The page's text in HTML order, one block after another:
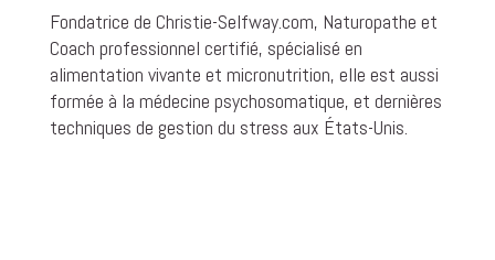
Fondatrice de Christie-Selfway.com, Naturopathe et
Coach professionnel certifié, spécialisé en
alimentation vivante et micronutrition, elle est aussi
formée à la médecine psychosomatique, et dernières
techniques de gestion du stress aux États-Unis.